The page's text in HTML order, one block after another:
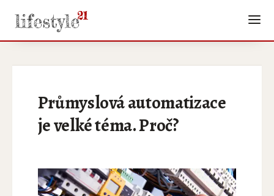
Průmyslová automatizace
je velké téma. Proč?